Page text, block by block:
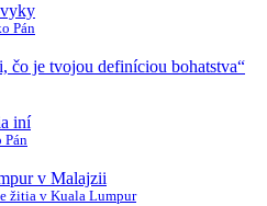
Pán
čo je tvojou definíciou bohatstva“
iní
Pán
v Malajzii
žitia v Kuala Lumpur